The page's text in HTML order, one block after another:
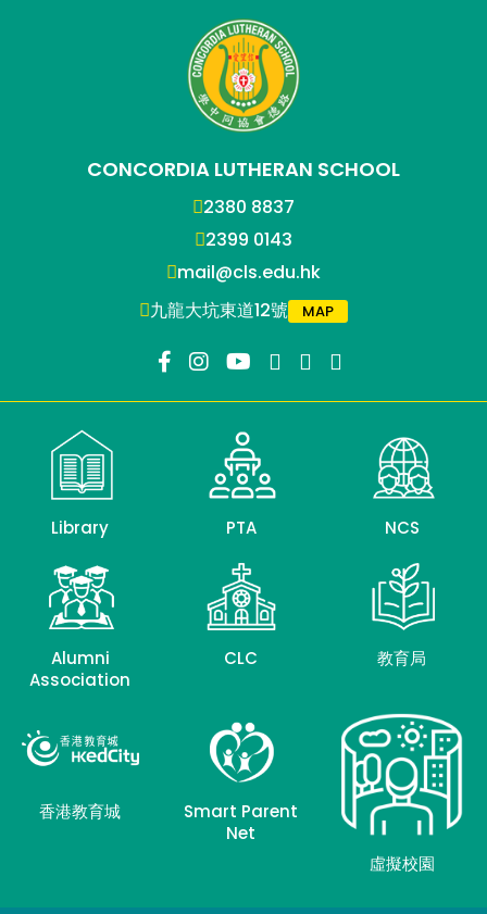
CONCORDIA LUTHERAN SCHOOL
2380 8837
2399 0143
mail@cls.edu.hk
九龍大坑東道12號
MAP
Library PTA NCS
Alumni
Association
CLC 教育局
香港教育城
Smart Parent
Net
虛擬校園